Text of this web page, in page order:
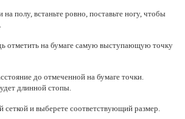
на полу, встаньте ровно, поставьте ногу, чтобы
отметить на бумаге самую выступающую точку
до отмеченной на бумаге точки.
длинной стопы.
сеткой и выберете соответствующий размер.